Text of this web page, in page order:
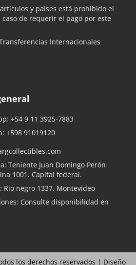
y países está prohibido el
caso de requerir el pago por este
Internacionales
+54 9 11 3925-7883
+598 91019120
Teniente Juan Domingo Perón
1001. Capital federal.
Rio negro 1337. Montevideo
Consulte disponibilidad en
los derechos reservados | Diseño